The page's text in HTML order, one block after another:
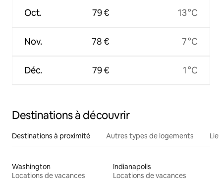
Oct.
Nov.
Déc.
79 €
78 €
79 €
13 °C
7 °C
1 °C
Destinations à découvrir
Destinations à proximité Autres types de logements
Washington
Locations de vacances
Indianapolis
Locations de vacances